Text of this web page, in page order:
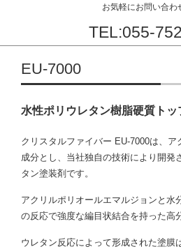
お気軽にお問い合わ
TEL:055-
コンテンツに移動
EU-7000
水性ポリウレタン樹脂硬質トッ
クリスタルファイバー EU-7000は、ア
成分とし、当社独自の技術により開発
タン塗装剤です。
アクリルポリオールエマルジョンと水
の反応で強度な編目状結合を持った高
ウレタン反応によって形成された塗膜